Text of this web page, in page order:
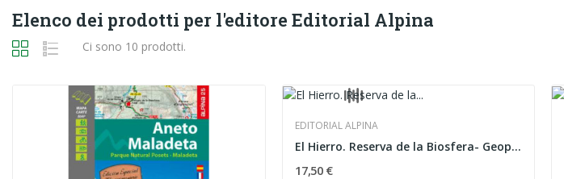
Elenco dei prodotti per l'editore Editorial Alpina
Ci sono 10 prodotti.
EDITORIAL ALPINA
El Hierro. Reserva de la Biosfera- Geoparque
17,50 €